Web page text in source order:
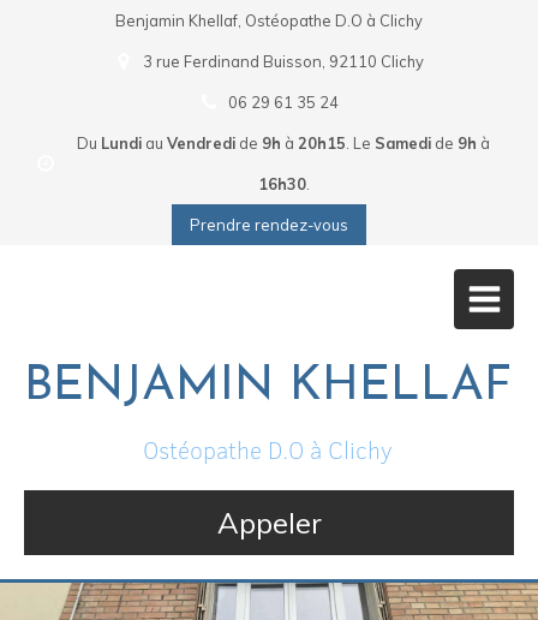
Benjamin Khellaf, Ostéopathe D.O à Clichy
3 rue Ferdinand Buisson, 92110 Clichy
06 29 61 35 24
Du Lundi au Vendredi de 9h à 20h15 Le Samedi de 9h à
16h30.
Prendre rendez-vous
BENJAMIN KHELLAF
Ostéopathe D.O à Clichy
Appeler